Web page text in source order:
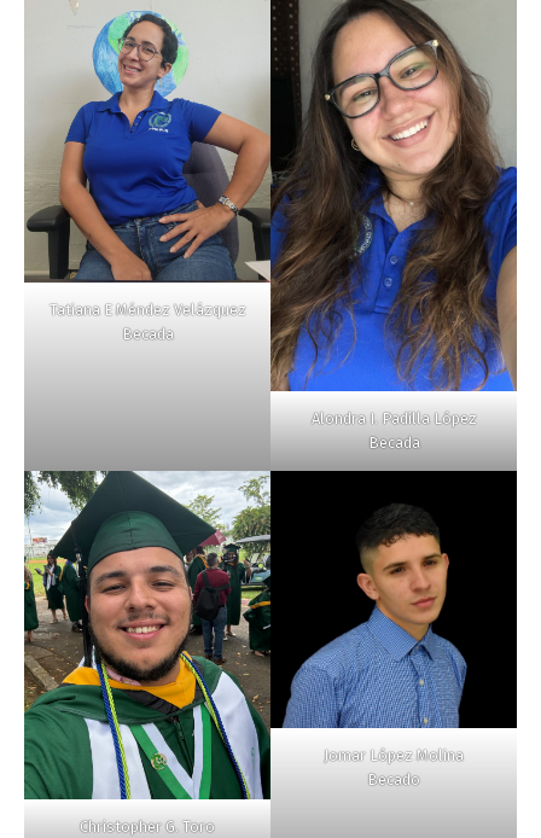
Tatiana E Méndez Velázquez
Becada
Alondra I. Padilla López
Becada
Christopher G. Toro
Jomar López Molina
Becado